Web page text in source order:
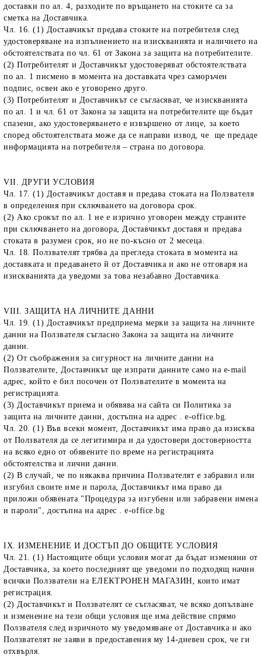
доставки по ал. 4, разходите по връщането на стоките са за
сметка на Доставчика.
Чл. 16. (1) Доставчикът предава стоките на потребителя след
удостоверяване на изпълнението на изискванията и наличието на
обстоятелствата по чл. 61 от Закона за защита на потребителите.
(2) Потребителят и Доставчикът удостоверяват обстоятелствата
по ал. 1 писмено в момента на доставката чрез саморъчен
подпис, освен ако е уговорено друго.
(3) Потребителят и Доставчикът се съгласяват, че изискванията
по ал. 1 и чл. 61 от Закона за защита на потребителите ще бъдат
спазени, ако удостоверяването е извършено от лице, за което
според обстоятелствата може да се направи извод, че ще предаде
информацията на потребителя – страна по договора.
VII. ДРУГИ УСЛОВИЯ
Чл. 17. (1) Доставчикът доставя и предава стоката на Ползвателя
в определения при сключването на договора срок.
(2) Ако срокът по ал. 1 не е изрично уговорен между страните
при сключването на договора, Доставчикът доставя и предава
стоката в разумен срок, но не по-късно от 2 месеца.
Чл. 18. Ползвателят трябва да прегледа стоката в момента на
доставката и предаването й от Доставчика и ако не отговаря на
изискванията да уведоми за това незабавно Доставчика.
VIII. ЗАЩИТА НА ЛИЧНИТЕ ДАННИ
Чл. 19. (1) Доставчикът предприема мерки за защита на личните
данни на Ползвателя съгласно Закона за защита на личните
данни.
(2) От съображения за сигурност на личните данни на
Ползвателите, Доставчикът ще изпрати данните само на e-mail
адрес, който е бил посочен от Ползвателите в момента на
регистрацията.
(3) Доставчикът приема и обявява на сайта си Политика за
защита на личните данни, достъпна на адрес . e-office.bg.
Чл. 20. (1) Във всеки момент, Доставчикът има право да изисква
от Ползвателя да се легитимира и да удостовери достоверността
на всяко едно от обявените по време на регистрацията
обстоятелства и лични данни.
(2) В случай, че по някаква причина Ползвателят е забравил или
изгубил своите име и парола, Доставчикът има право да
приложи обявената "Процедура за изгубени или забравени имена
и пароли", достъпна на адрес . e-office.bg
IX. ИЗМЕНЕНИЕ И ДОСТЪП ДО ОБЩИТЕ УСЛОВИЯ
Чл. 21. (1) Настоящите общи условия могат да бъдат изменяни от
Доставчика, за което последният ще уведоми по подходящ начин
всички Ползватели на ЕЛЕКТРОНЕН МАГАЗИН, които имат
регистрация.
(2) Доставчикът и Ползвателят се съгласяват, че всяко допълване
и изменение на тези общи условия ще има действие спрямо
Ползвателя след изричното му уведомяване от Доставчика и ако
Ползвателят не заяви в предоставения му 14-дневен срок, че ги
отхвърля.